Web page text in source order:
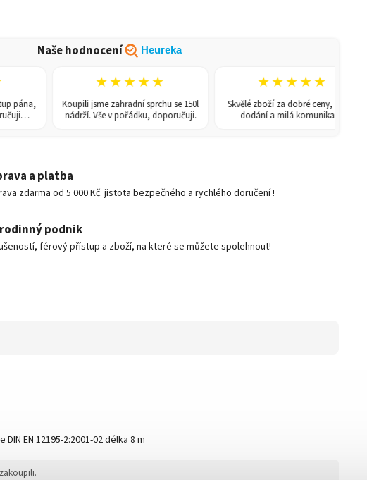
Naše hodnocení Heureka
pána,
★★★★★
Koupili jsme zahradní sprchu se 150l
nádrží. Vše v pořádku, doporučuji.
★★★★★
Skvělé zboží za dobré ceny, rychlé
dodání a milá komunikace.
a platba
zdarma od 5 000 Kč. jistota bezpečného a rychlého doručení !
podnik
férový přístup a zboží, na které se můžete spolehnout!
EN 12195-2:2001-02 délka 8 m